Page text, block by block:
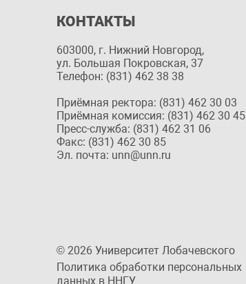
КОНТАКТЫ
603000, г. Нижний Новгород,
ул. Большая Покровская, 37
Телефон: (831) 462 38 38
Приёмная ректора: (831) 462 30 03
Приёмная комиссия: (831) 462 30 45
Пресс-служба: (831) 462 31 06
Факс: (831) 462 30 85
Эл. почта: unn@unn.ru
© 2026 Университет Лобачевского
Политика обработки персональных
данных в ННГУ